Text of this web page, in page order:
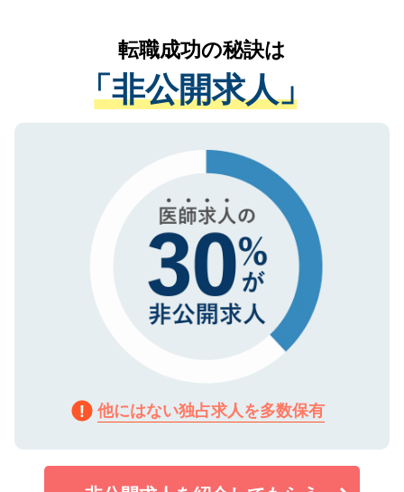
は、個人情報の取り扱いについての厳密な
管理基準を満たした事業者のみに付与され
る、プライバシーマークを取得済みです。
ご登録いただいた個人情報は、SSL（デー
で、機密保持に関してもご安心ください。
かがいして、現在の医療機関の状況や紹介
経験をまじえながら、適切なアドバイスを
させていただきます。すぐにご転職をされ
ない方には、長期的なサポートが可能です
ので、まずはご登録ください。
転職成功の秘訣は
「非公開求人」
他にはない独占求人を多数保有